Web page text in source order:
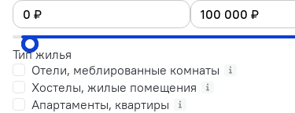
Тип жилья
Отели, меблированные комнаты
Хостелы, жилые помещения
Апартаменты, квартиры